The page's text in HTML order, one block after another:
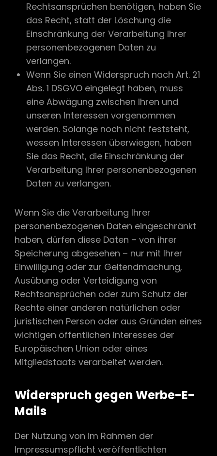
Rechtsansprüchen benötigen, haben Sie
das Recht, statt der Löschung die
Einschränkung der Verarbeitung Ihrer
personenbezogenen Daten zu
verlangen.
Wenn Sie einen Widerspruch nach Art. 21
Abs. 1 DSGVO eingelegt haben, muss
eine Abwägung zwischen Ihren und
unseren Interessen vorgenommen
werden. Solange noch nicht feststeht,
wessen Interessen überwiegen, haben
Sie das Recht, die Einschränkung der
Verarbeitung Ihrer personenbezogenen
Daten zu verlangen.
Wenn Sie die Verarbeitung Ihrer
personenbezogenen Daten eingeschränkt
haben, dürfen diese Daten – von ihrer
Speicherung abgesehen – nur mit Ihrer
Einwilligung oder zur Geltendmachung,
Ausübung oder Verteidigung von
Rechtsansprüchen oder zum Schutz der
Rechte einer anderen natürlichen oder
juristischen Person oder aus Gründen eines
wichtigen öffentlichen Interesses der
Europäischen Union oder eines
Mitgliedstaats verarbeitet werden.
Widerspruch gegen Werbe-E-
Mails
Der Nutzung von im Rahmen der
Impressumspflicht veröffentlichten